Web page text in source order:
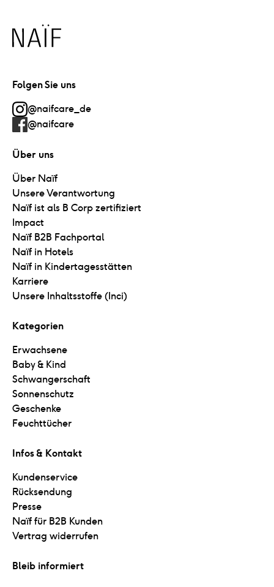
Naïf
Folgen Sie uns
@naifcare_de
@naifcare
Über uns
Über Naïf
Unsere Verantwortung
Naïf ist als B Corp zertifiziert
Impact
Naïf B2B Fachportal
Naïf in Hotels
Naïf in Kindertagesstätten
Karriere
Unsere Inhaltsstoffe (Inci)
Kategorien
Erwachsene
Baby & Kind
Schwangerschaft
Sonnenschutz
Geschenke
Feuchttücher
Infos & Kontakt
Kundenservice
Rücksendung
Presse
Naïf für B2B Kunden
Vertrag widerrufen
Bleib informiert